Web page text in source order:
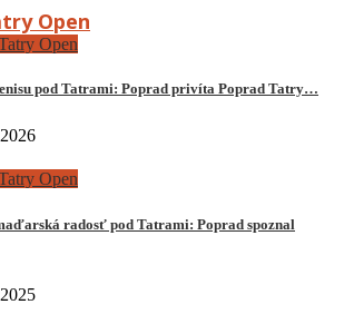
Open
Open
pod Tatrami: Poprad privíta Poprad Tatry…
Open
radosť pod Tatrami: Poprad spoznal